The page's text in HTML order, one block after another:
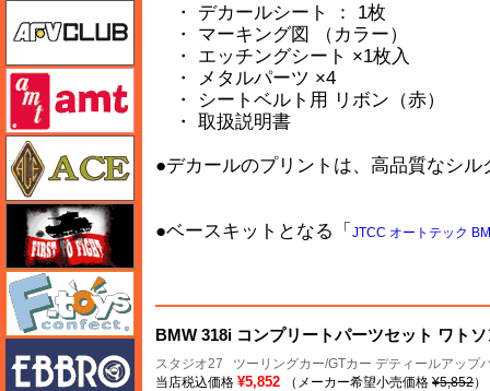
・ デカールシート ： 1枚
・ マーキング図 （カラー）
・ エッチングシート ×1枚入
・ メタルパーツ ×4
・ シートベルト用 リボン（赤）
・ 取扱説明書
●デカールのプリントは、高品質なシル
●ベースキットとなる「 JTCC オートテック
BMW 318i コンプリートパーツセット ワト
スタジオ27
ツーリングカー/GTカー デティールアップ
当店税込価格 ¥5,852 （メーカー希望小売価格 ¥5,852）
AFVクラブ